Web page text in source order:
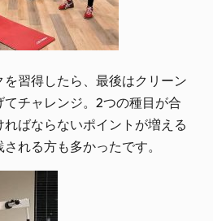
習得したら、最後はクリーン
てチャレンジ。2つの種目が合
ばならないポイントが増える
れる方も多かったです。